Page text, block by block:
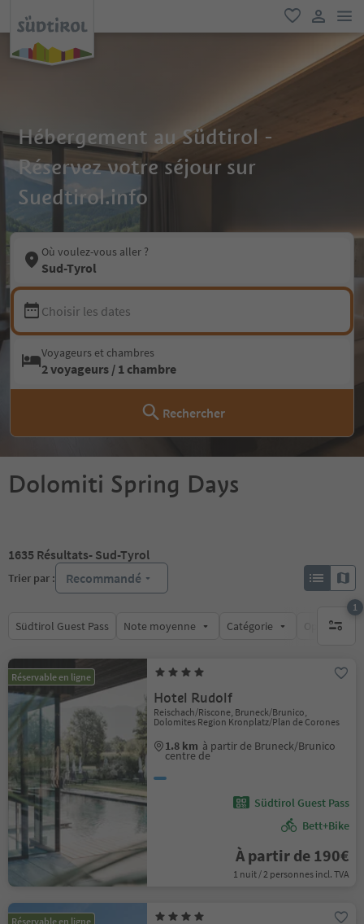
favori
lien
Hébergement au Südtirol -
Réservez votre séjour sur
Suedtirol.info
Où voulez-vous aller ?
Sud-Tyrol
Choisir les dates
Voyageurs et chambres
2 voyageurs / 1 chambre
Rechercher
Dolomiti Spring Days
1635 Résultats- Sud-Tyrol
Trier par : Recommandé
Südtirol Guest Pass Note moyenne Catégorie Options de
1
1 filtre
Réservable en ligne
Hotel Rudolf
Reischach/Riscone, Bruneck/Brunico,
Dolomites Region Kronplatz/Plan de Corones
1.8 km à partir de Bruneck/Brunico
centre de
Südtirol Guest Pass
Bett+Bike
À partir de 190€
1 nuit / 2 personnes incl. TVA
Réservable en ligne